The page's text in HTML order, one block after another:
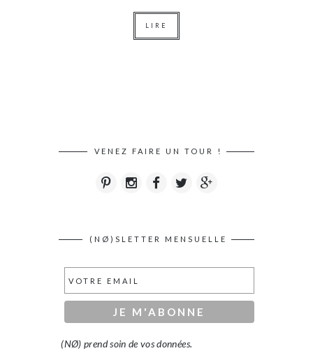
LIRE
VENEZ FAIRE UN TOUR !
(NØ)SLETTER MENSUELLE
(NØ) prend soin de vos données.